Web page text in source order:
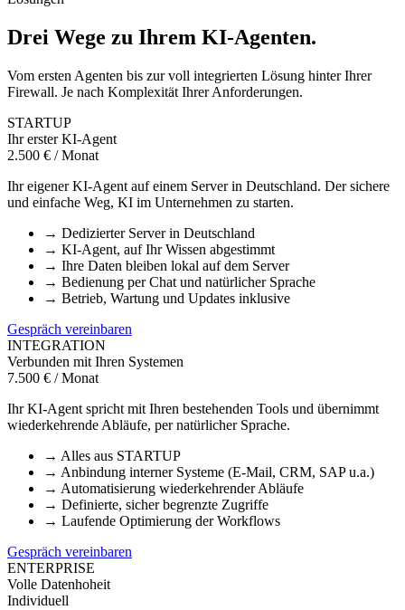
Drei Wege zu Ihrem KI-Agenten.
Vom ersten Agenten bis zur voll integrierten Lösung hinter Ihrer
Firewall. Je nach Komplexität Ihrer Anforderungen.
STARTUP
Ihr erster KI-Agent
2.500 € / Monat
Ihr eigener KI-Agent auf einem Server in Deutschland. Der sichere
und einfache Weg, KI im Unternehmen zu starten.
→ Dedizierter Server in Deutschland
→ KI-Agent, auf Ihr Wissen abgestimmt
→ Ihre Daten bleiben lokal auf dem Server
→ Bedienung per Chat und natürlicher Sprache
→ Betrieb, Wartung und Updates inklusive
Gespräch vereinbaren
INTEGRATION
Verbunden mit Ihren Systemen
7.500 € / Monat
Ihr KI-Agent spricht mit Ihren bestehenden Tools und übernimmt
wiederkehrende Abläufe, per natürlicher Sprache.
→ Alles aus STARTUP
→ Anbindung interner Systeme (E-Mail, CRM, SAP u.a.)
→ Automatisierung wiederkehrender Abläufe
→ Definierte, sicher begrenzte Zugriffe
→ Laufende Optimierung der Workflows
Gespräch vereinbaren
ENTERPRISE
Volle Datenhoheit
Individuell